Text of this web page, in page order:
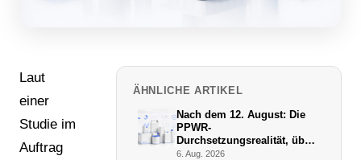
Laut
einer
Studie im
Auftrag
ÄHNLICHE ARTIKEL
Nach dem 12. August: Die
PPWR-
Durchsetzungsrealität, über
die niemand schreibt
6. Aug. 2026